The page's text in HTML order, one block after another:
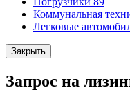
Коммунальная
Легковые
Закрыть
Запрос на